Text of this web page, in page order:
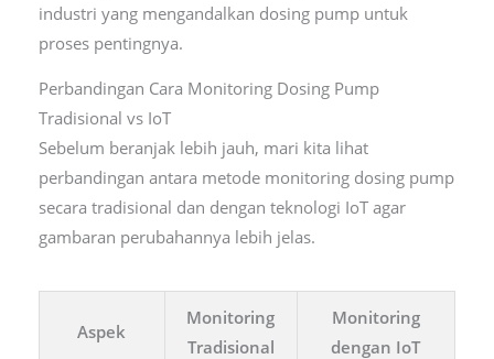
industri yang mengandalkan dosing pump untuk
proses pentingnya.
Perbandingan Cara Monitoring Dosing Pump
Tradisional vs IoT
Sebelum beranjak lebih jauh, mari kita lihat
perbandingan antara metode monitoring dosing pump
secara tradisional dan dengan teknologi IoT agar
gambaran perubahannya lebih jelas.
Aspek
Monitoring
Tradisional
Monitoring
dengan IoT